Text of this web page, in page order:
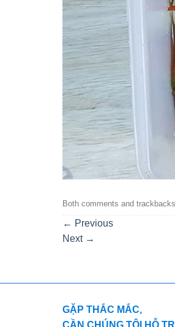
Both comments and
← Previous
Next →
GẶP THẮC MẮC,
CẦN CHÚNG TÔI HỖ